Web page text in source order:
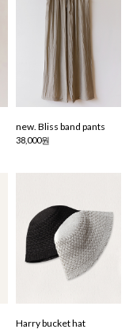
new. Bliss band pants
38,000원
Harry bucket hat